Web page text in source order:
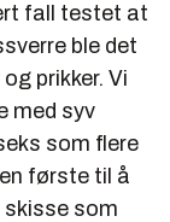
fall testet at
ble det
prikker. Vi
med syv
som flere
første til å
skisse som